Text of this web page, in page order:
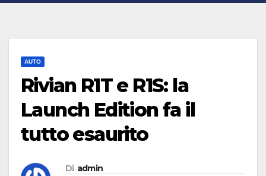
AUTO
Rivian R1T e R1S: la
Launch Edition fa il
tutto esaurito
Di admin